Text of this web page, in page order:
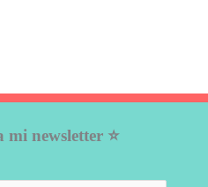
mi newsletter ⭐